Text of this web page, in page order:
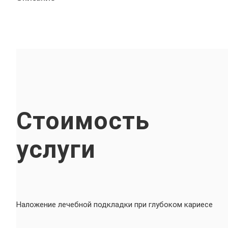
Стоимость
услуги
Наложение лечебной подкладки при глубоком кариесе